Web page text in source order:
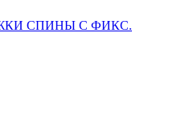
СПИНЫ С ФИКС.